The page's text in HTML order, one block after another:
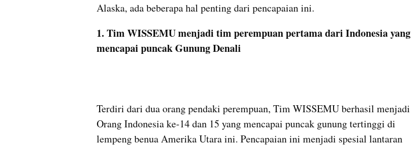
Alaska, ada beberapa hal penting dari pencapaian ini.
1. Tim WISSEMU menjadi tim perempuan pertama dari Indonesia yang
mencapai puncak Gunung Denali
Terdiri dari dua orang pendaki perempuan, Tim WISSEMU berhasil menjadi
Orang Indonesia ke-14 dan 15 yang mencapai puncak gunung tertinggi di
lempeng benua Amerika Utara ini. Pencapaian ini menjadi spesial lantaran